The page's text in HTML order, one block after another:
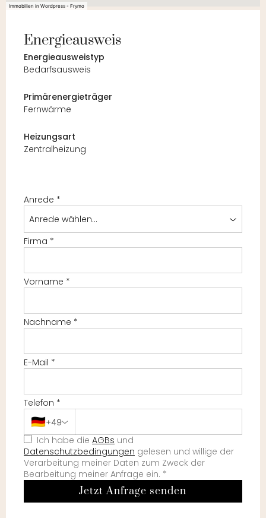
Immobilien in Wordpress - Frymo
Energieausweis
Energie­ausweistyp
Bedarfsausweis
Primärenergieträger
Fernwärme
Heizungsart
Zentralheizung
Anrede *
Anrede wählen...
Firma *
Vorname *
Nachname *
E-Mail *
Telefon *
🇩🇪+49
Ich habe die AGBs und
Datenschutzbedingungen gelesen und willige der
Verarbeitung meiner Daten zum Zweck der
Bearbeitung meiner Anfrage ein. *
Jetzt Anfrage senden